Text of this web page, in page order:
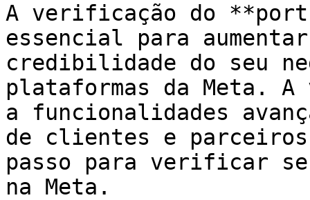
A verificação do
essencial para
credibilidade do seu
plataformas da Meta.
a funcionalidades
de clientes e
passo para verificar
na Meta.